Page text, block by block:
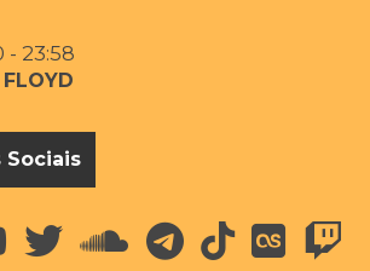
- 23:58
Sociais